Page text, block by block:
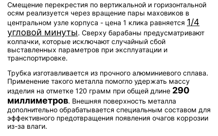
Смещение перекрестия по вертикальной и горизонтальной
осям реализуется через вращение пары маховиков в
центральном узле корпуса - цена 1 клика равняется 1/4
угловой минуты. Сверху барабаны предусматривают
колпачки, которые исключают случайный сбой
выставленных параметров при эксплуатации и
транспортировке.
Трубка изготавливается из прочного алюминиевого сплава.
Применение такого металла помогло удержать массу
изделия на отметке 120 грамм при общей длине 290
миллиметров. Внешняя поверхность металла
дополнительно обрабатывается специальным составом для
эффективного предотвращения появления очагов коррозии
из-за влаги.